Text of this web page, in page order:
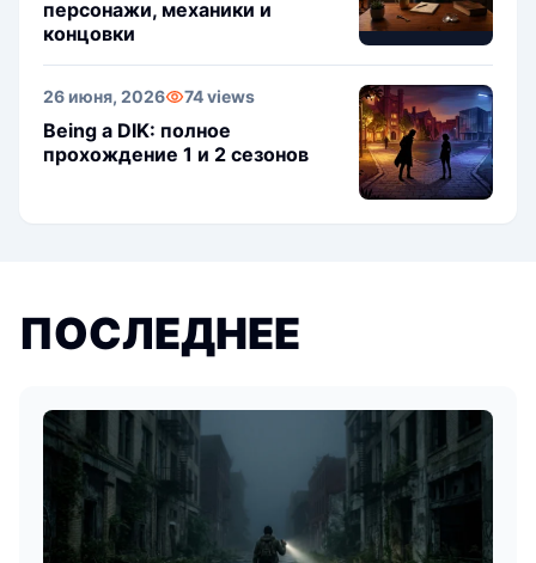
персонажи, механики и
концовки
26 июня, 2026 74 views
Being a DIK: полное
прохождение 1 и 2 сезонов
ПОСЛЕДНЕЕ